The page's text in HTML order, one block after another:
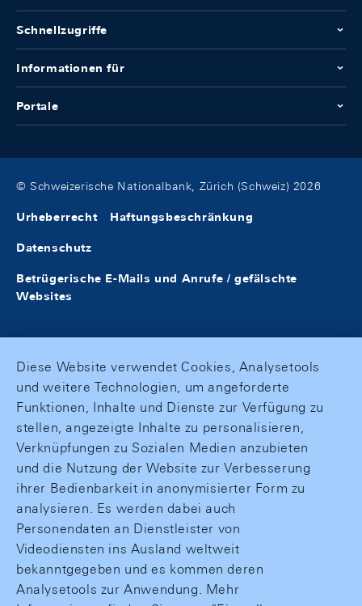
Schnellzugriffe
Informationen für
Portale
© Schweizerische Nationalbank, Zürich (Schweiz) 2026
Urheberrecht Haftungsbeschränkung
Datenschutz
Betrügerische E-Mails und Anrufe / gefälschte
Websites
Diese Website verwendet Cookies, Analysetools
und weitere Technologien, um angeforderte
Funktionen, Inhalte und Dienste zur Verfügung zu
stellen, angezeigte Inhalte zu personalisieren,
Verknüpfungen zu Sozialen Medien anzubieten
und die Nutzung der Website zur Verbesserung
ihrer Bedienbarkeit in anonymisierter Form zu
analysieren. Es werden dabei auch
Personendaten an Dienstleister von
Videodiensten ins Ausland weltweit
bekanntgegeben und es kommen deren
Analysetools zur Anwendung. Mehr